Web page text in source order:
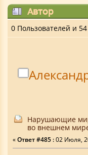
Автор
Площадка для
мнений.
0 Пользователей и
Нарушающие
во внешнем
«Ответ #485 :02 Июля,